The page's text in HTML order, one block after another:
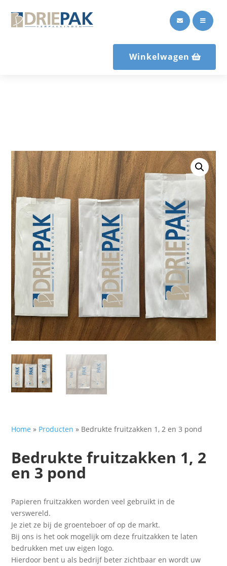
 
Winkelwagen
Home » Producten » Bedrukte fruitzakken 1, 2 en 3 pond
Bedrukte fruitzakken 1, 2
en 3 pond
Papieren fruitzakken worden veel gebruikt in de
verswereld.
Je ziet ze bij de groenteboer of op de markt.
Bij ons is het ook mogelijk om deze fruitzakken te laten
bedrukken met uw eigen logo.
Hierdoor bent u als bedrijf beter zichtbaar en wordt uw